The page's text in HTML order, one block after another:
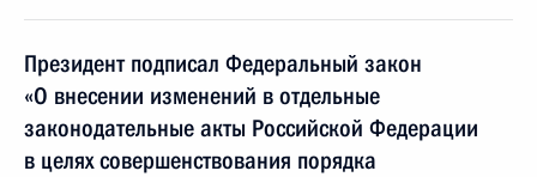
Президент подписал Федеральный закон
«О внесении изменений в отдельные
законодательные акты Российской Федерации
в целях совершенствования порядка